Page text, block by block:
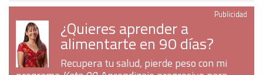
Publicidad
¿Quieres aprender a
alimentarte en 90 días?
Recupera tu salud, pierde peso con mi